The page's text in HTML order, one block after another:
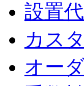
設置
カス
オー